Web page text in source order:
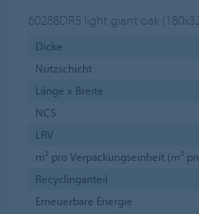
60288DR5 light giant oak
Dicke
Nutzschicht
Länge x Breite
NCS
LRV
m² pro Verpackungseinheit (m²
Recyclinganteil
Erneuerbare Energie